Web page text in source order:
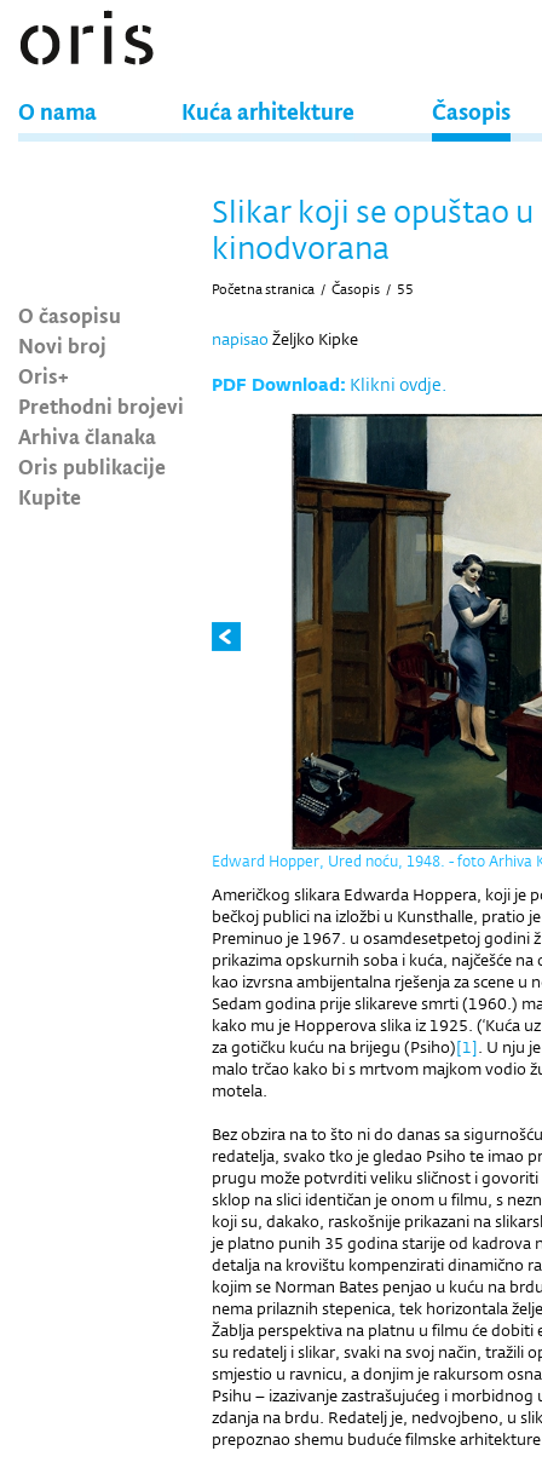
O nama Kuća arhitekture Časopis
O časopisu
Novi broj
Oris+
Prethodni brojevi
Arhiva članaka
Oris publikacije
Kupite
Slikar koji se opuštao
kinodvorana
Početna stranica / Časopis / 55
napisao Željko Kipke
PDF Download: Klikni ovdje.
Edward Hopper, Ured noću, 1948. - foto Arhiva
Američkog slikara Edwarda Hoppera, koji je
bečkoj publici na izložbi u Kunsthalle, pratio
Preminuo je 1967. u osamdesetpetoj godini
prikazima opskurnih soba i kuća, najčešće
kao izvrsna ambijentalna rješenja za scene
Sedam godina prije slikareve smrti (1960.)
kako mu je Hopperova slika iz 1925. (‘Kuća
za gotičku kuću na brijegu (Psiho)[1]. U nju
malo trčao kako bi s mrtvom majkom vodio
motela.
Bez obzira na to što ni do danas sa
redatelja, svako tko je gledao Psiho te imao
prugu može potvrditi veliku sličnost i
sklop na slici identičan je onom u filmu, s
koji su, dakako, raskošnije prikazani na
je platno punih 35 godina starije od kadrova
detalja na krovištu kompenzirati dinamično
kojim se Norman Bates penjao u kuću na
nema prilaznih stepenica, tek horizontala
Žablja perspektiva na platnu u filmu će
su redatelj i slikar, svaki na svoj način, tražili
smjestio u ravnicu, a donjim je rakursom
Psihu – izazivanje zastrašujućeg i
zdanja na brdu. Redatelj je, nedvojbeno, u
prepoznao shemu buduće filmske